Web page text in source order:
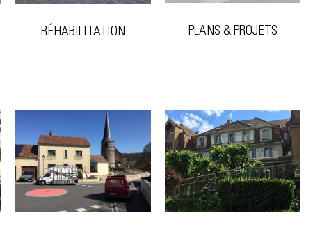
RÉHABILITATION PLANS & PROJETS